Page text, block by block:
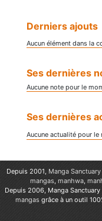
Derniers ajouts
Aucun élément dans la
Ses dernières
Aucune note pour le
Ses dernières
Aucune actualité pour le
Depuis 2001, Manga Sanctuary
mangas, manhwa,
Depuis 2006, Manga
mangas grâce à un outil